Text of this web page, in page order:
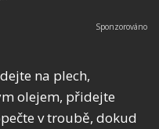
na plech,
olejem, přidejte
v troubě, dokud